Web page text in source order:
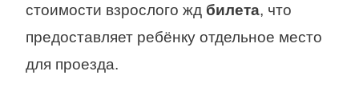
стоимости взрослого жд билета, что
предоставляет ребёнку отдельное место
для проезда.